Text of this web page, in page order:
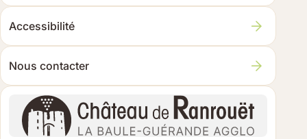
Accessibilité
Nous contacter